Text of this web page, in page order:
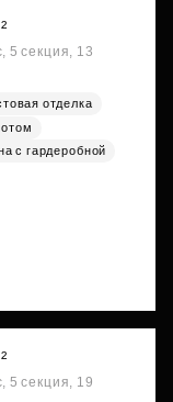
5 секция, 13
отделка
с гардеробной
5 секция, 19